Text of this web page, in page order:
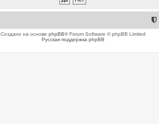
Создано на основе phpBB® Forum Software © phpBB Limited
Русская поддержка phpBB